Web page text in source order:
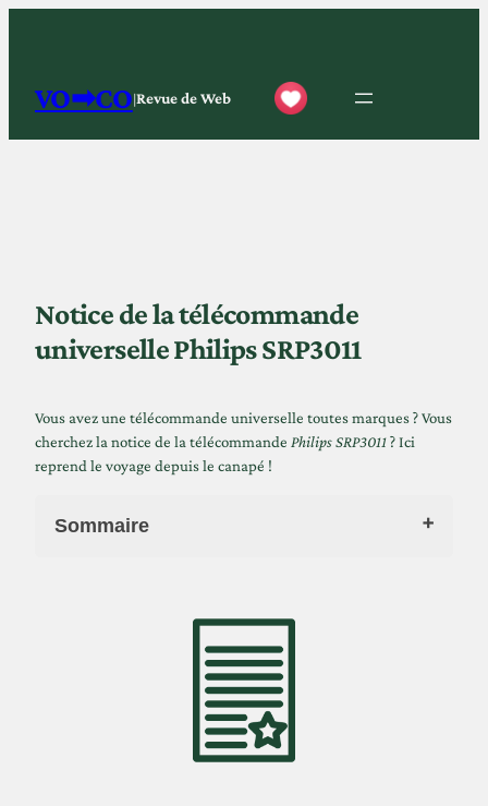
VO➡CO|Revue de Web
Notice de la télécommande
universelle Philips SRP3011
Vous avez une télécommande universelle toutes marques ? Vous
cherchez la notice de la télécommande Philips SRP3011? Ici
reprend le voyage depuis le canapé !
Sommaire